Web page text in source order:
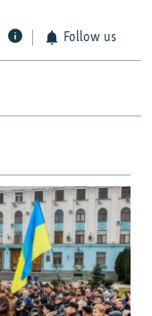
Follow us